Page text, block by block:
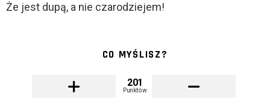
Że jest dupą, a nie czarodziejem!
CO MYŚLISZ?
201
Punktów